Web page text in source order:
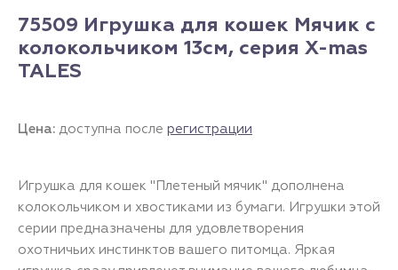
75509 Игрушка для кошек Мячик с
колокольчиком 13см, серия X-mas
TALES
Цена: доступна после регистрации
Игрушка для кошек "Плетеный мячик" дополнена
колокольчиком и хвостиками из бумаги. Игрушки этой
серии предназначены для удовлетворения
охотничьих инстинктов вашего питомца. Яркая